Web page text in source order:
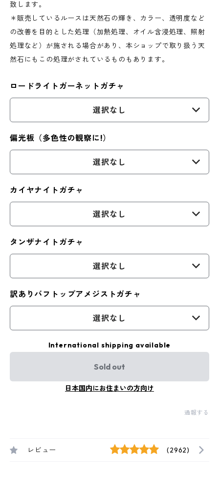
致します。
＊販売しているルースは天然石の輝き、カラー、透明度など
の改善を目的とした処理（加熱処理、オイル含浸処理、照射
処理など）が施される場合があり、本ショップで取り扱う天
然石にもこの処理がされているものもあります。
ロードライトガーネットガチャ
選択なし
偏光板（多色性の観察に!）
選択なし
カイヤナイトガチャ
選択なし
タンザナイトガチャ
選択なし
訳ありバフトップアメジストガチャ
選択なし
International shipping available
Sold out
日本国内にお住まいの方向け
通報する
レビュー (2962)